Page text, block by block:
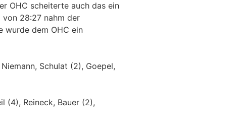
OHC scheiterte auch das ein
von 28:27 nahm der
wurde dem OHC ein
Schulat (2), Goepel,
(4), Reineck, Bauer (2),